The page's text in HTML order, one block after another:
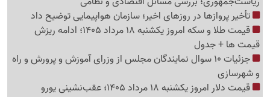
تأخیر پروازها در روزهای اخیر؛ سازمان هواپیمایی توضیح داد
قیمت طلا و سکه امروز یکشنبه 18 مرداد 1405؛ ادامه ریزش
قیمت ها + جدول
جزئیات 10 سوال نمایندگان مجلس از وزرای آموزش و پرورش و راه
و شهرسازی
قیمت دلار امروز یکشنبه 18 مرداد 1405؛ عقب‌نشینی یورو